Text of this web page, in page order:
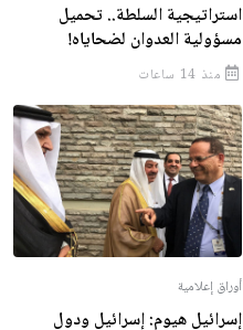
استراتيجية السلطة.. تحميل
مسؤولية العدوان لضحاياه!
منذ 14 ساعات
أوراق إعلامية
إسرائيل هيوم: إسرائيل ودول